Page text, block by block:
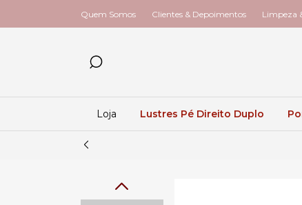
Quem Somos Clientes & Depoimentos Limpeza
Loja Lustres Pé Direito Duplo